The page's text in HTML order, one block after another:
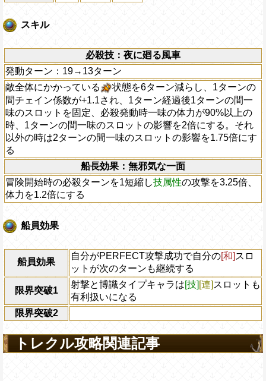
スキル
必殺技：夜に廻る風車
発動ターン：19→13ターン
敵全体にかかっている
状態を6ターン減らし、1ターンの
間チェイン係数が+1.1され、1ターン経過後1ターンの間一
味のスロットを固定、必殺発動時一味の体力が90%以上の
時、1ターンの間一味のスロットの影響を2倍にする。それ
以外の時は2ターンの間一味のスロットの影響を1.75倍にす
る
船長効果：無邪気な一面
冒険開始時の必殺ターンを1短縮し技属性の攻撃を3.25倍、
体力を1.2倍にする
船員効果
船員効果
自分がPERFECT攻撃成功で自分の[和] スロ
ットが次のターンも継続する
限界突破1
射撃と博識タイプキャラは[技] [連] スロットも
有利扱いになる
限界突破2
トレクル攻略関連記事